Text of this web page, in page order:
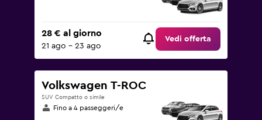
28 € al giorno
21 ago - 23 ago
Vedi offerta
Volkswagen T-ROC
SUV Compatto o simile
Fino a 4 passeggeri/e